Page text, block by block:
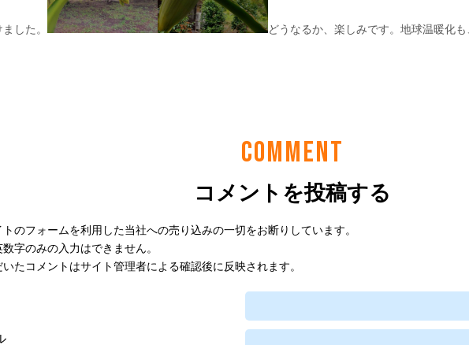
COMMENT
コメントを投稿する
トのフォームを利用した当社への売り込みの一切をお断りしています。
数字のみの入力はできません。
いたコメントはサイト管理者による確認後に反映されます。